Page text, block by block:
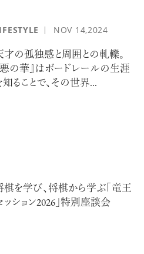
NOV 14,2024
才の孤独感と周囲との軋轢。
悪の華』はボードレールの生涯
知ることで、その世界...
棋を学び、将棋から学ぶ「竜王
ッション2026」特別座談会